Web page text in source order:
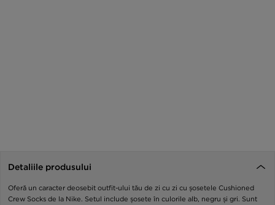
Detaliile produsului
Oferă un caracter deosebit outfit-ului tău de zi cu zi cu șosetele Cushioned
Crew Socks de la Nike. Setul include șosete în culorile alb, negru și gri. Sunt